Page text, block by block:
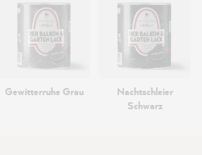
Gewitterruhe Grau
Nachtschleier
Schwarz